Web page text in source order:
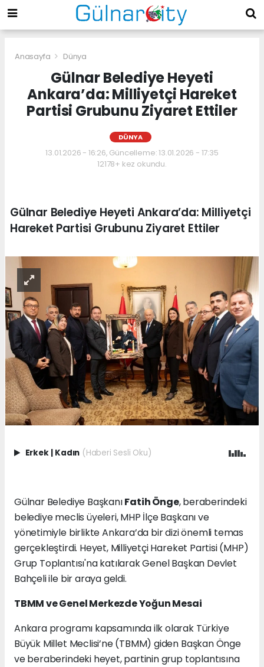
Anasayfa Dünya
Gülnar Belediye Heyeti
Ankara’da: Milliyetçi Hareket
Partisi Grubunu Ziyaret Ettiler
DÜNYA
13.01.2026 - 16:26, Güncelleme: 13.01.2026 - 17:35
12178+ kez okundu.
Gülnar Belediye Heyeti Ankara’da: Milliyetçi
Hareket Partisi Grubunu Ziyaret Ettiler
Erkek | Kadın (Haberi Sesli Oku)
Gülnar Belediye BaşkanıFatih Önge, beraberindeki
belediye meclis üyeleri, MHP İlçe Başkanı ve
yönetimiyle birlikte Ankara’da bir dizi önemli temas
gerçekleştirdi. Heyet, Milliyetçi Hareket Partisi (MHP)
Grup Toplantısı'na katılarak Genel Başkan Devlet
Bahçeli ile bir araya geldi.
TBMM ve Genel Merkezde Yoğun Mesai
Ankara programı kapsamında ilk olarak Türkiye
Büyük Millet Meclisi’ne (TBMM) giden Başkan Önge
ve beraberindeki heyet, partinin grup toplantısına